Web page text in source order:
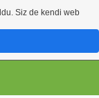
Siz de kendi web